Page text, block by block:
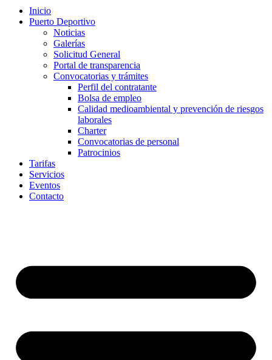
Inicio
Puerto Deportivo
Noticias
Galerías
Solicitud General
Portal de transparencia
Convocatorias y trámites
Perfil del contratante
Bolsa de empleo
Calidad medioambiental y prevención de riesgos
laborales
Charter
Convocatorias de personal
Patrocinios
Tarifas
Servicios
Eventos
Contacto